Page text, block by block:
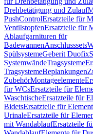
Drehbetätigung und Zulauf
PushControlErsatzteile für
VentilstopfenErsatzteile für
Ablaufgarnituren für
BadewannenAnschlusssets
SpülsystemeGeberit Duofix
SystemwändeTragsysteme
TragsystemeBeplankungen
ZubehörMontageelemente
für WCsErsatzteile für
WaschtischeErsatzteile für
BidetsErsatzteile für
UrinaleErsatzteile für
mit WandablaufErsatzteile